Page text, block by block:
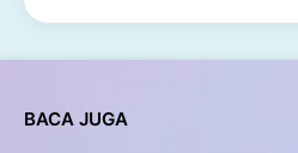
BACA JUGA